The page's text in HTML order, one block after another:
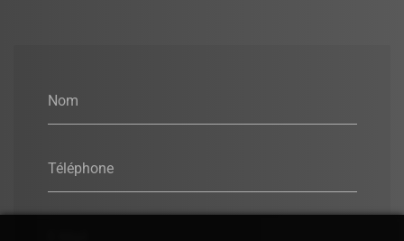
Nom
Téléphone